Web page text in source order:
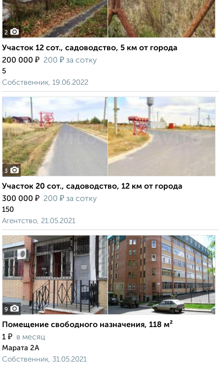
2
Участок 12 сот., садоводство, 5 км от города
200 000 ₽ 200 ₽ за сотку
5
Собственник, 19.06.2022
3
Участок 20 сот., садоводство, 12 км от города
300 000 ₽ 200 ₽ за сотку
150
Агентство, 21.05.2021
9
Помещение свободного назначения, 118 м²
1 ₽ в месяц
Марата 2А
Собственник, 31.05.2021